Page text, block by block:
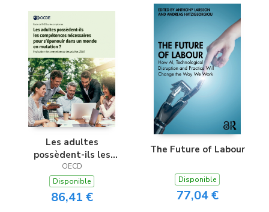
Les adultes
possèdent-ils les
compétences
nécessaires pour
s’épanouir dans un
monde en mutation ?
OECD
Disponible
86,41 €
The Future of Labour
Disponible
77,04 €